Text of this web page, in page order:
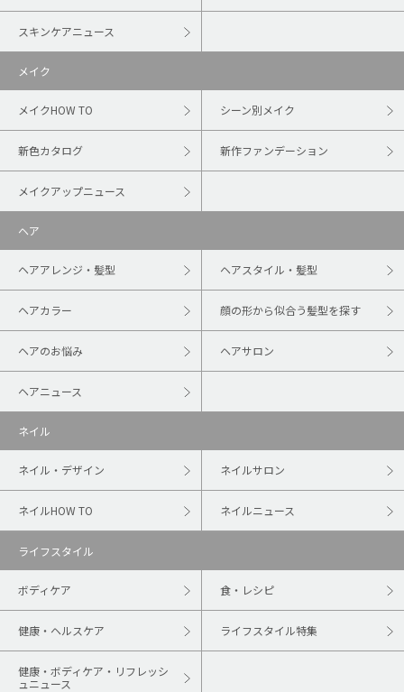
スキンケアニュース
メイク
メイクHOW TO シーン別メイク
新色カタログ 新作ファンデーション
メイクアップニュース
ヘア
ヘアアレンジ・髪型 ヘアスタイル・髪型
ヘアカラー 顔の形から似合う髪型を探す
ヘアのお悩み ヘアサロン
ヘアニュース
ネイル
ネイル・デザイン ネイルサロン
ネイルHOW TO ネイルニュース
ライフスタイル
ボディケア 食・レシピ
健康・ヘルスケア ライフスタイル特集
健康・ボディケア・リフレッシ
ュニュース